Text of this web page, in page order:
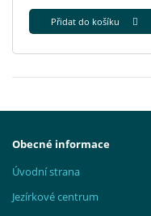
Přidat do košíku
Obecné informace
Úvodní strana
Jezírkové centrum